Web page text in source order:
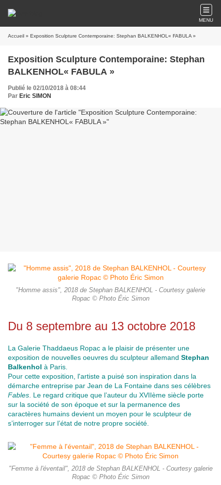
MENU
Accueil » Exposition Sculpture Contemporaine: Stephan BALKENHOL« FABULA »
Exposition Sculpture Contemporaine: Stephan
BALKENHOL« FABULA »
Publié le 02/10/2018 à 08:44
Par Eric SIMON
"Homme assis", 2018 de Stephan BALKENHOL - Courtesy galerie
Ropac © Photo Éric Simon
Du 8 septembre au 13 octobre 2018
La Galerie Thaddaeus Ropac a le plaisir de présenter une
exposition de nouvelles oeuvres du sculpteur allemand Stephan
Balkenhol à Paris.
Pour cette exposition, l'artiste a puisé son inspiration dans la
démarche entreprise par Jean de La Fontaine dans ses célèbres
Fables . Le regard critique que l’auteur du XVIIème siècle porte
sur la société de son époque et sur la permanence des
caractères humains devient un moyen pour le sculpteur de
s’interroger sur l’état de notre propre société.
"Femme à l'éventail", 2018 de Stephan BALKENHOL - Courtesy galerie
Ropac © Photo Éric Simon